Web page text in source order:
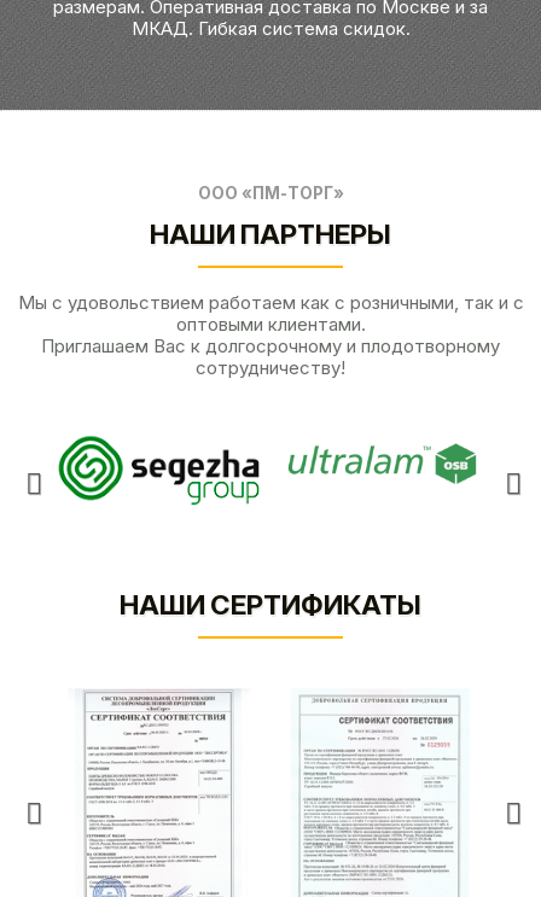
размерам. Оперативная доставка по Москве и за
МКАД. Гибкая система скидок.
ООО «ПМ-ТОРГ»
НАШИ ПАРТНЕРЫ
Мы с удовольствием работаем как с розничными, так и с
оптовыми клиентами.
Приглашаем Вас к долгосрочному и плодотворному
сотрудничеству!
НАШИ СЕРТИФИКАТЫ